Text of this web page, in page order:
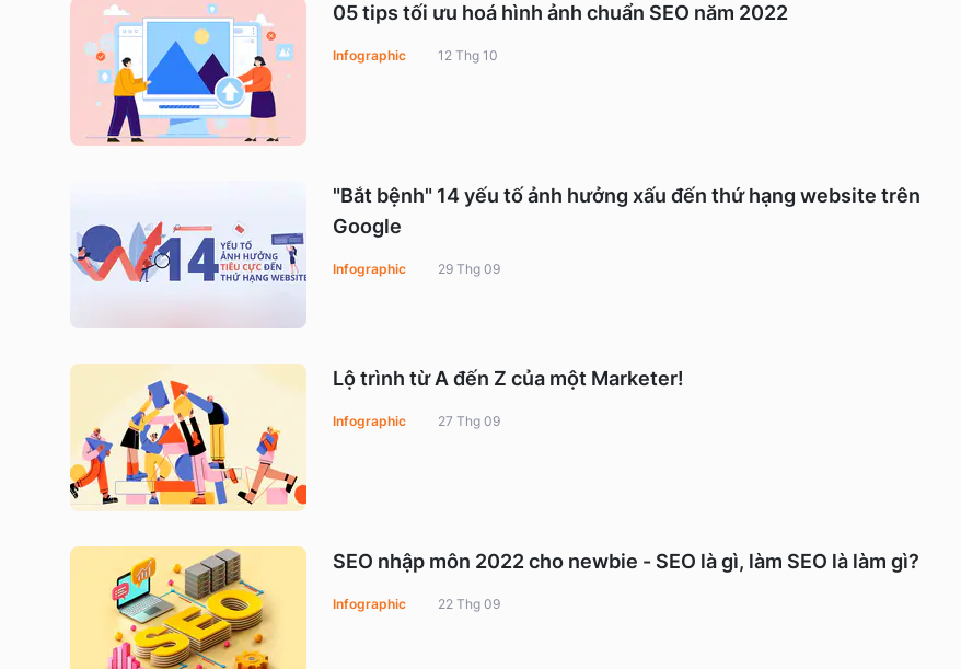
05 tips tối ưu hoá hình ảnh chuẩn SEO năm 2022
Infographic 12 Thg 10
"Bắt bệnh" 14 yếu tố ảnh hưởng xấu đến thứ hạng website trên
Google
Infographic 29 Thg 09
Lộ trình từ A đến Z của một Marketer!
Infographic 27 Thg 09
SEO nhập môn 2022 cho newbie - SEO là gì, làm SEO là làm gì?
Infographic 22 Thg 09